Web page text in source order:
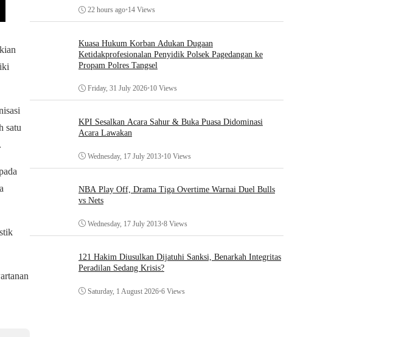
satu
22 hours ago•14 Views
Kuasa Hukum Korban Adukan Dugaan
Ketidakprofesionalan Penyidik Polsek Pagedangan ke
Propam Polres Tangsel
Friday, 31 July 2026•10 Views
KPI Sesalkan Acara Sahur & Buka Puasa Didominasi
Acara Lawakan
Wednesday, 17 July 2013•10 Views
NBA Play Off, Drama Tiga Overtime Warnai Duel Bulls
vs Nets
Wednesday, 17 July 2013•8 Views
121 Hakim Diusulkan Dijatuhi Sanksi, Benarkah Integritas
Peradilan Sedang Krisis?
Saturday, 1 August 2026•6 Views